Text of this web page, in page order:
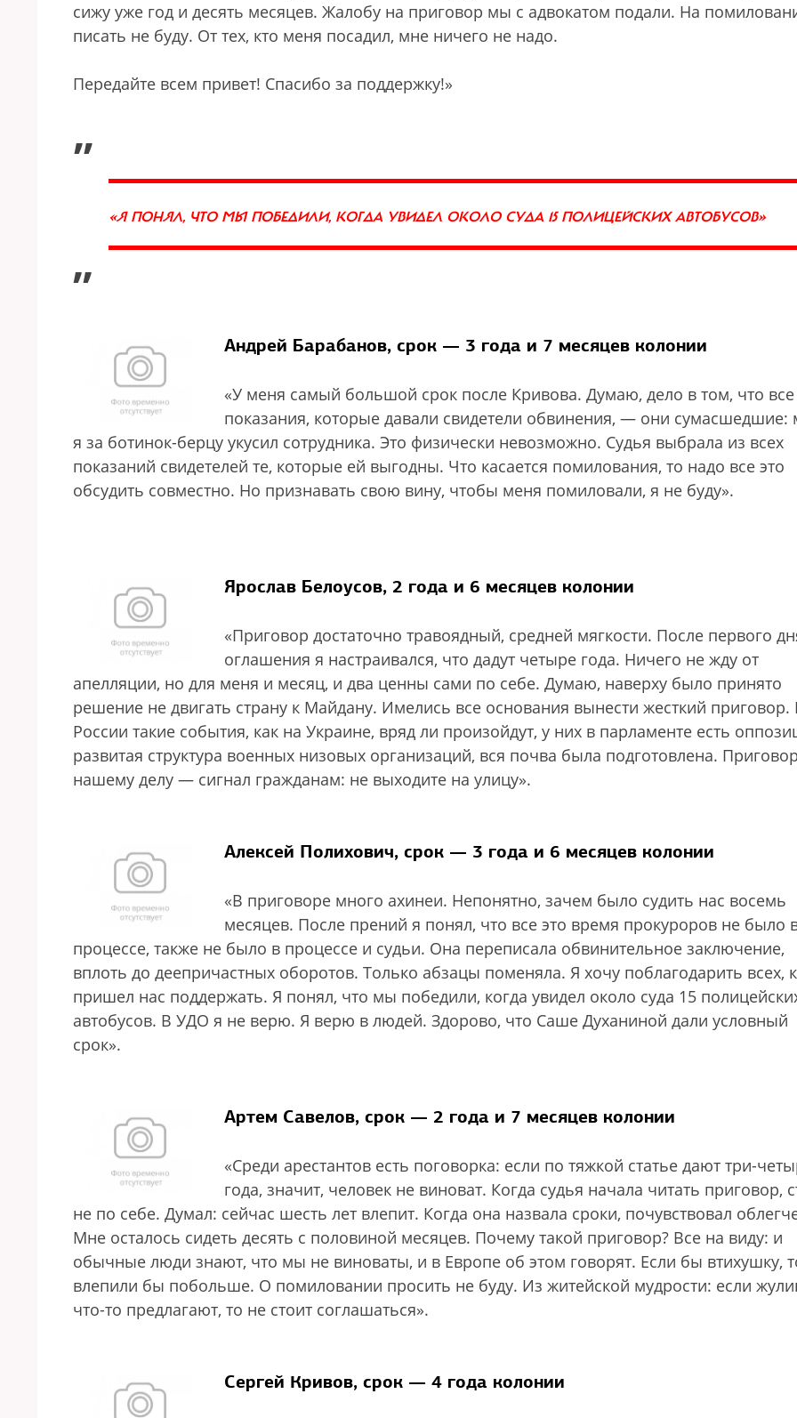
сижу уже год и десять месяцев. Жалобу на приговор мы с адвокатом подали. На
писать не буду. От тех, кто меня посадил, мне ничего не надо.
Передайте всем привет! Спасибо за поддержку!»
„
«Я ПОНЯЛ, ЧТО МЫ ПОБЕДИЛИ, КОГДА УВИДЕЛ ОКОЛО СУДА 15 ПОЛИЦЕЙСКИХ АВТОБУСОВ»
”
Андрей Барабанов, срок — 3 года и 7 месяцев колонии
«У меня самый большой срок после Кривова. Думаю, дело в том, что все
показания, которые давали свидетели обвинения, — они сумасшедшие:
я за ботинок-берцу укусил сотрудника. Это физически невозможно. Судья выбрала из всех
показаний свидетелей те, которые ей выгодны. Что касается помилования, то надо все это
обсудить совместно. Но признавать свою вину, чтобы меня помиловали, я не буду».
Ярослав Белоусов, 2 года и 6 месяцев колонии
«Приговор достаточно травоядный, средней мягкости. После первого
оглашения я настраивался, что дадут четыре года. Ничего не жду от
апелляции, но для меня и месяц, и два ценны сами по себе. Думаю, наверху было принято
решение не двигать страну к Майдану. Имелись все основания вынести жесткий приговор.
России такие события, как на Украине, вряд ли произойдут, у них в парламенте есть
развитая структура военных низовых организаций, вся почва была подготовлена.
нашему делу — сигнал гражданам: не выходите на улицу».
Алексей Полихович, срок — 3 года и 6 месяцев колонии
«В приговоре много ахинеи. Непонятно, зачем было судить нас восемь
месяцев. После прений я понял, что все это время прокуроров не было
процессе, также не было в процессе и судьи. Она переписала обвинительное заключение,
вплоть до деепричастных оборотов. Только абзацы поменяла. Я хочу поблагодарить всех,
пришел нас поддержать. Я понял, что мы победили, когда увидел около суда 15
автобусов. В УДО я не верю. Я верю в людей. Здорово, что Саше Духаниной дали условный
срок».
Артем Савелов, срок — 2 года и 7 месяцев колонии
«Среди арестантов есть поговорка: если по тяжкой статье дают три-
года, значит, человек не виноват. Когда судья начала читать приговор,
не по себе. Думал: сейчас шесть лет влепит. Когда она назвала сроки, почувствовал
Мне осталось сидеть десять с половиной месяцев. Почему такой приговор? Все на виду: и
обычные люди знают, что мы не виноваты, и в Европе об этом говорят. Если бы втихушку,
влепили бы побольше. О помиловании просить не буду. Из житейской мудрости: если
что-то предлагают, то не стоит соглашаться».
Сергей Кривов, срок — 4 года колонии